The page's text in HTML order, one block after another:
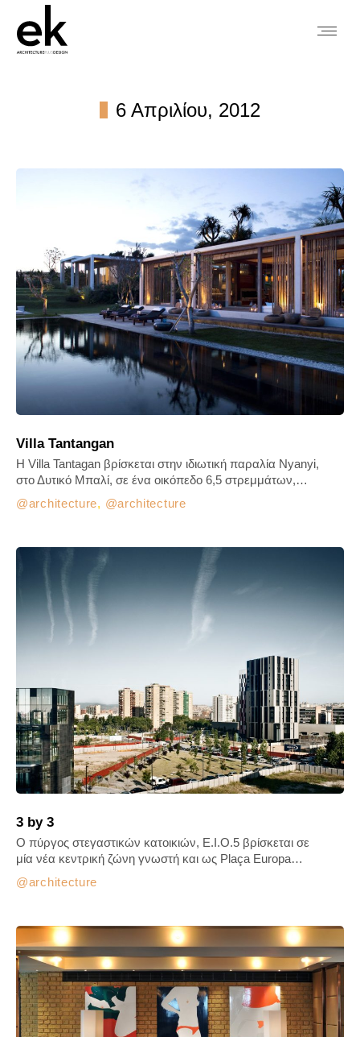
6 Απριλίου, 2012
Villa Tantangan
architecture, architecture
Η Villa Tantagan βρίσκεται στην ιδιωτική παραλία Nyanyi,
στο Δυτικό Μπαλί, σε ένα οικόπεδο 6,5 στρεμμάτων,…
3 by 3
architecture
Ο πύργος στεγαστικών κατοικιών, Ε.Ι.Ο.5 βρίσκεται σε
μία νέα κεντρική ζώνη γνωστή και ως Plaça Europa…